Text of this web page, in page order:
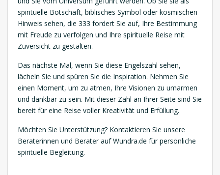
spirituelle Botschaft, biblisches Symbol oder kosmischen
Hinweis sehen, die 333 fordert Sie auf, Ihre Bestimmung
mit Freude zu verfolgen und Ihre spirituelle Reise mit
Zuversicht zu gestalten.
Das nächste Mal, wenn Sie diese Engelszahl sehen,
lächeln Sie und spüren Sie die Inspiration. Nehmen Sie
einen Moment, um zu atmen, Ihre Visionen zu umarmen
und dankbar zu sein. Mit dieser Zahl an Ihrer Seite sind Sie
bereit für eine Reise voller Kreativität und Erfüllung.
Möchten Sie Unterstützung? Kontaktieren Sie unsere
Beraterinnen und Berater auf Wundra.de für persönliche
spirituelle Begleitung.